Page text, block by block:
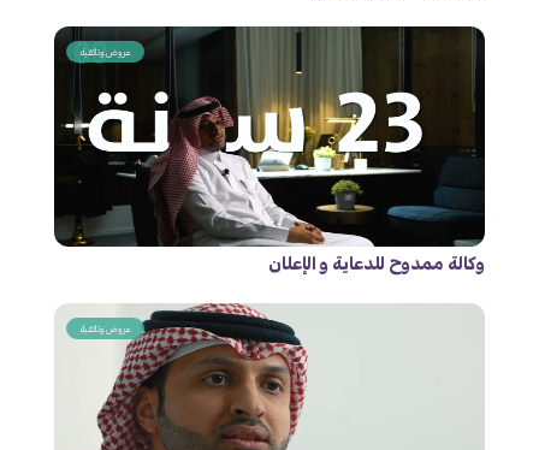
عروض وثائقية
وكالة ممدوح للدعاية و الإعلان
عروض وثائقية